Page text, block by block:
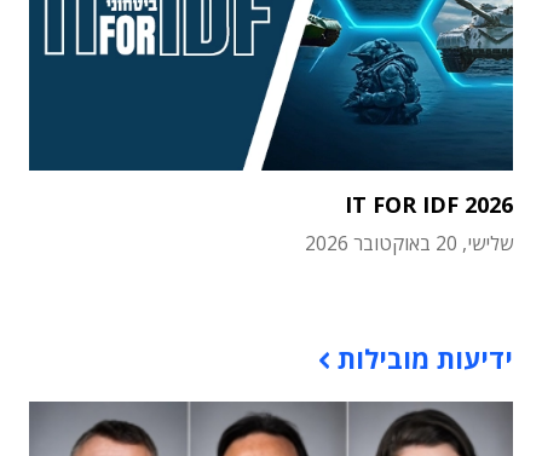
IT FOR IDF 2026
שלישי, 20 באוקטובר 2026
ידיעות מובילות